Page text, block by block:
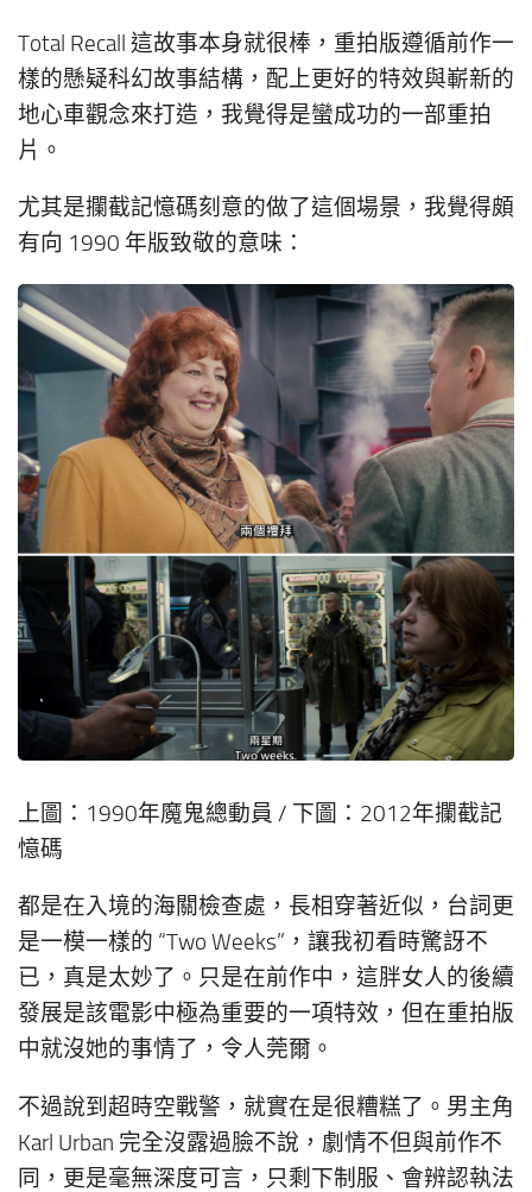
Total Recall 這故事本身就很棒，重拍版遵循前作一
樣的懸疑科幻故事結構，配上更好的特效與嶄新的
地心車觀念來打造，我覺得是蠻成功的一部重拍
片。
尤其是攔截記憶碼刻意的做了這個場景，我覺得頗
有向 1990 年版致敬的意味：
上圖：1990年魔鬼總動員 / 下圖：2012年攔截記
憶碼
都是在入境的海關檢查處，長相穿著近似，台詞更
是一模一樣的 “Two Weeks”，讓我初看時驚訝不
已，真是太妙了。只是在前作中，這胖女人的後續
發展是該電影中極為重要的一項特效，但在重拍版
中就沒她的事情了，令人莞爾。
不過說到超時空戰警，就實在是很糟糕了。男主角
Karl Urban 完全沒露過臉不說，劇情不但與前作不
同，更是毫無深度可言，只剩下制服、會辨認執法